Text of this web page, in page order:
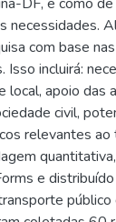
necessidades.
com base
incluirá:
local, apoio das
civil,
relevantes ao
e